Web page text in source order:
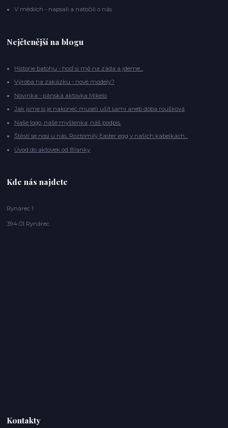
V médiích - napsali a natočili o nás
Nejčtenější na blogu
Historie batohu - hoď si mě na záda a jdeme...
Výroba na zakázku - nové modely?
Novinka - pánská aktovka Mikelo
Jak jsme si je nakonec museli ušít sami aneb doba roušková
Naše logo, naše myšlenka, náš podpis.
Štěstí se nosí u nás. Roztomilý Easter egg v našich kabelkách...
Úvod do aktovek od Blanky
Kde nás najdete
Rynárec 1
394 01 Rynárec
Kontakty